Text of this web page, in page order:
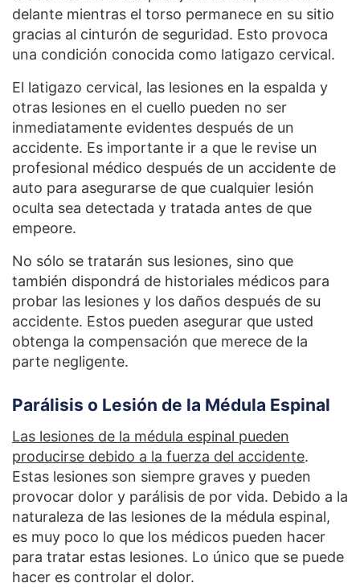
delante mientras el torso permanece en su sitio
gracias al cinturón de seguridad. Esto provoca
una condición conocida como latigazo cervical.
El latigazo cervical, las lesiones en la espalda y
otras lesiones en el cuello pueden no ser
inmediatamente evidentes después de un
accidente. Es importante ir a que le revise un
profesional médico después de un accidente de
auto para asegurarse de que cualquier lesión
oculta sea detectada y tratada antes de que
empeore.
No sólo se tratarán sus lesiones, sino que
también dispondrá de historiales médicos para
probar las lesiones y los daños después de su
accidente. Estos pueden asegurar que usted
obtenga la compensación que merece de la
parte negligente.
Parálisis o Lesión de la Médula Espinal
Las lesiones de la médula espinal pueden
producirse debido a la fuerza del accidente.
Estas lesiones son siempre graves y pueden
provocar dolor y parálisis de por vida. Debido a la
naturaleza de las lesiones de la médula espinal,
es muy poco lo que los médicos pueden hacer
para tratar estas lesiones. Lo único que se puede
hacer es controlar el dolor.